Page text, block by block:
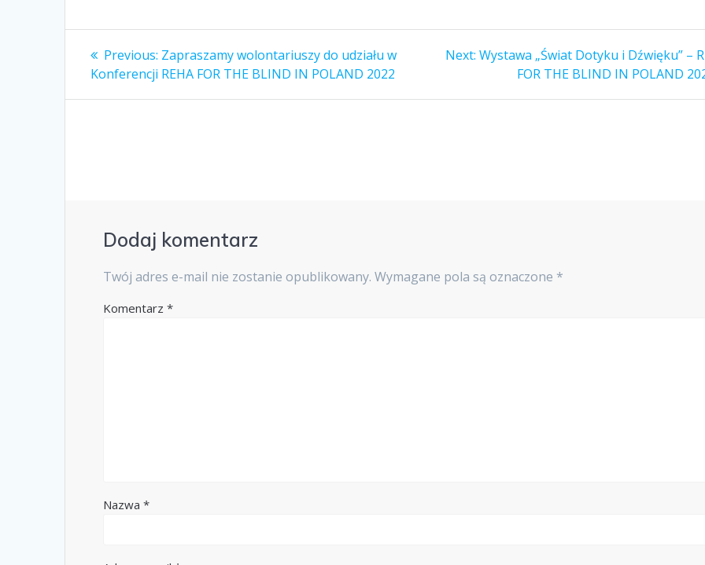
Nawigacja
wpisu
Previous: Previous
post:
Zapraszamy wolontariuszy do udziału w
Konferencji REHA FOR THE BLIND IN POLAND 2022
Next: Next
Wystawa „Świat Dotyku i Dźwięku” –
FOR THE BLIND IN POLAND
Dodaj komentarz
Twój adres e-mail nie zostanie opublikowany. Wymagane pola są oznaczone *
Komentarz*
Nazwa*